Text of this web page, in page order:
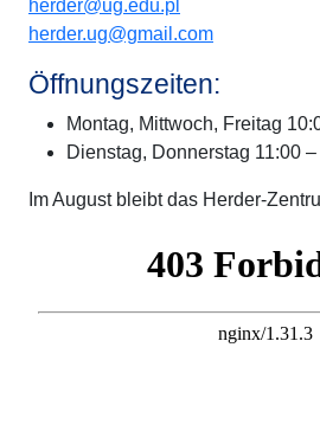
herder@ug.edu.pl
herder.ug@gmail.com
Öffnungszeiten:
Montag, Mittwoch, Freitag
Dienstag, Donnerstag 11:00
Im August bleibt das Herder-